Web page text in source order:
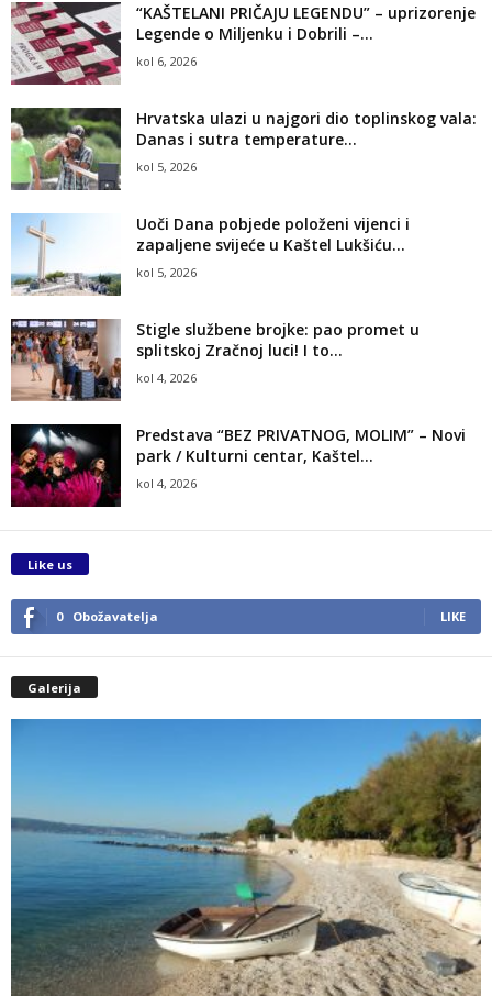
“KAŠTELANI PRIČAJU LEGENDU” – uprizorenje
Legende o Miljenku i Dobrili –...
kol 6, 2026
Hrvatska ulazi u najgori dio toplinskog vala:
Danas i sutra temperature...
kol 5, 2026
Uoči Dana pobjede položeni vijenci i
zapaljene svijeće u Kaštel Lukšiću...
kol 5, 2026
Stigle službene brojke: pao promet u
splitskoj Zračnoj luci! I to...
kol 4, 2026
Predstava “BEZ PRIVATNOG, MOLIM” – Novi
park / Kulturni centar, Kaštel...
kol 4, 2026
Like us
0 Obožavatelja LIKE
Galerija